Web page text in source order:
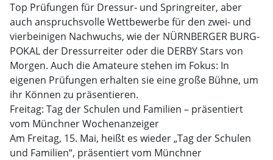
Top Prüfungen für Dressur- und Springreiter, aber
auch anspruchsvolle Wettbewerbe für den zwei- und
vierbeinigen Nachwuchs, wie der NÜRNBERGER BURG-
POKAL der Dressurreiter oder die DERBY Stars von
Morgen. Auch die Amateure stehen im Fokus: In
eigenen Prüfungen erhalten sie eine große Bühne, um
ihr Können zu präsentieren.
Freitag: Tag der Schulen und Familien – präsentiert
vom Münchner Wochenanzeiger
Am Freitag, 15. Mai, heißt es wieder „Tag der Schulen
und Familien“, präsentiert vom Münchner